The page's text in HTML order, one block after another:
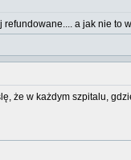
a jak nie to
że w każdym szpitalu,